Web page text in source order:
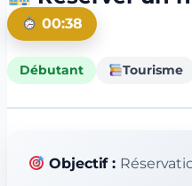
00:38
Débutant Tourisme
Objectif :